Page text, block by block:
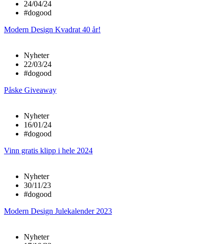
24/04/24
#dogood
Modern Design Kvadrat 40 år!
Nyheter
22/03/24
#dogood
Påske Giveaway
Nyheter
16/01/24
#dogood
Vinn gratis klipp i hele 2024
Nyheter
30/11/23
#dogood
Modern Design Julekalender 2023
Nyheter